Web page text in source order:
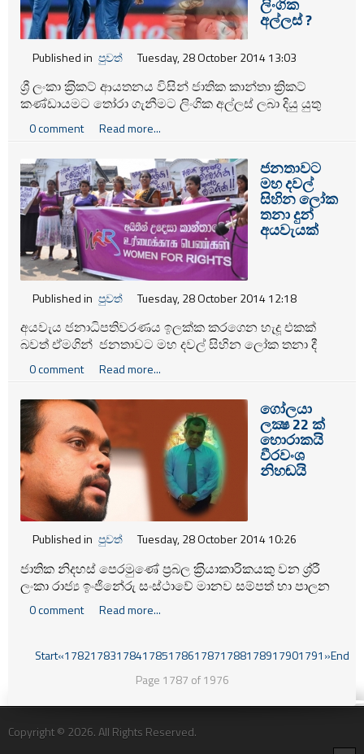
ලිංගික
අල්ලස් ?
Published in පුවත් Tuesday, 28 October 2014 13:03
ශ්‍රී ලංකා ක‍්‍රිකට් ආයතනය විසින් ජාතික කාන්තා ක්‍රිකට්
කණ්ඩායමට තෝරා ගැනීමට ලිංගික අල්ලස් ලබා දියු යුතු
කමිටුවක් පත් කර ඇත.
0 comment Read more...
ජනතාවට
මහ දවල්
සිහින ලෝක
තනා දුන්
අයවැයක්
Published in පුවත් Tuesday, 28 October 2014 12:18
අයවැය ජනාධිපතිවරණය ඉලක්ක කරගෙන හැදූ එකක්
බවත් ඒමගින් ජනතාවට මහ දවල් සිහින ලෝක තනා දී
0 comment Read more...
ගෝලයා
ලක්‍ෂ 22 ක්
හොරාකයි
වීරවංශ
නිහඬයි
Published in පුවත් Tuesday, 28 October 2014 10:26
ජාතික නිදහස් පෙරමුණේ ප‍්‍රබල ක‍්‍රියාකාරිකයකු වන ශ‍්‍ර‍්‍රී
ලංකා රාජ්‍ය ඉංජිනේරු සංස්ථාවේ මානව සම්පත් හා පාලන
විෂය භාර නියෝජ්‍ය සාමාන්‍යාධිකාරීවරයා ලෙස විමල්
වීරවංශ අමාත්‍යවරයා විසින් පත්කර සිටින යුද හමුදාවේ
හට පසුගියදා කොළඹ මහාධිකරණය දඩ හා අත්හිටවු සිර
0 comment Read more...
Start«1782178317841785178617871788178917901791»End
Page 1787 of 1976
Copyright © 2026. All Rights Reserved.